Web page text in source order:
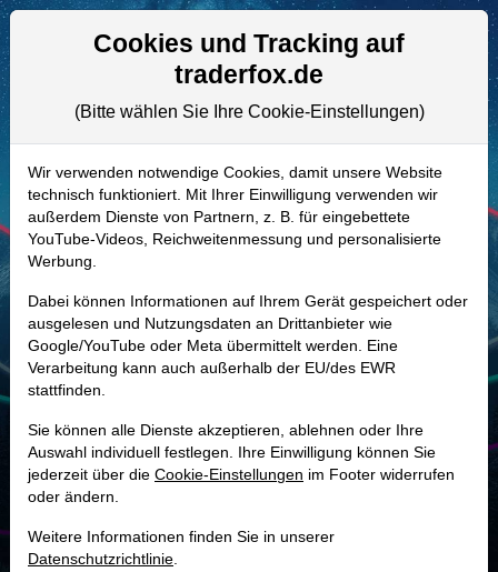
Aktien- und Artikelsuche
A1H65A | PHGN–Pharming Group
Aktie
Realtime-Aktienkurs:
- - -
-
Marktkapitalisierung 787,03 Mio. USD
Unternehmenswert
Umsatz 376,13 Mio. USD
49.5 %
Cookies und Tracking auf
traderfox.de
(Bitte wählen Sie Ihre Cookie-Einstellungen)
Wir verwenden notwendige Cookies, damit unsere Website
technisch funktioniert. Mit Ihrer Einwilligung verwenden wir
außerdem Dienste von Partnern, z. B. für eingebettete
YouTube-Videos, Reichweitenmessung und personalisierte
Werbung.
Dabei können Informationen auf Ihrem Gerät gespeichert oder
ausgelesen und Nutzungsdaten an Drittanbieter wie
Google/YouTube oder Meta übermittelt werden. Eine
Verarbeitung kann auch außerhalb der EU/des EWR
stattfinden.
Sie können alle Dienste akzeptieren, ablehnen oder Ihre
Auswahl individuell festlegen. Ihre Einwilligung können Sie
jederzeit über die Cookie-Einstellungen im Footer widerrufen
oder ändern.
Weitere Informationen finden Sie in unserer
Datenschutzrichtlinie.